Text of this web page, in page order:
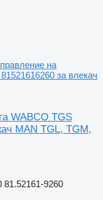
на
за влекач
WABCO TGS
MAN TGL, TGM,
81.52161-9260